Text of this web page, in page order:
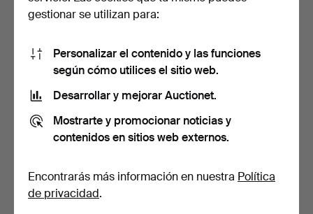
Breitling Avenger II.
1 horas 34 min
ESTUCHE DE PARED, ma…
3 días
Suscribir búsqueda
gestionar se utilizan para:
Personalizar el contenido y las funciones
según cómo utilices el sitio web.
Desarrollar y mejorar Auctionet.
Mostrarte y promocionar noticias y
contenidos en sitios web externos.
Encontrarás más información en nuestra Política
de privacidad.